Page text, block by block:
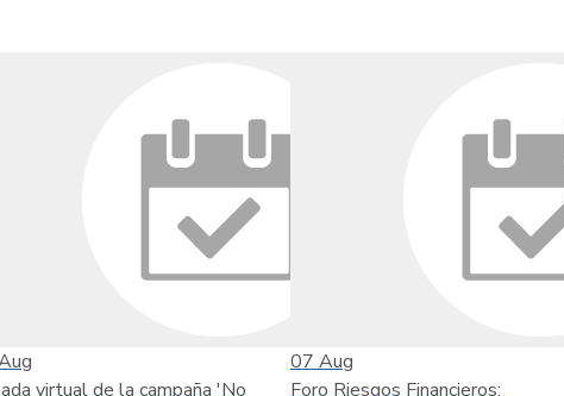
virtual de la campaña 'No
07 Aug
Foro Riesgos Financieros: